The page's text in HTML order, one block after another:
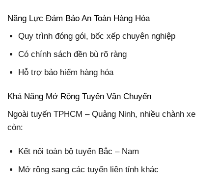
Năng Lực Đảm Bảo An Toàn Hàng Hóa
Quy trình đóng gói, bốc xếp chuyên nghiệp
Có chính sách đền bù rõ ràng
Hỗ trợ bảo hiểm hàng hóa
Khả Năng Mở Rộng Tuyến Vận Chuyển
Ngoài tuyến TPHCM – Quảng Ninh, nhiều chành xe
còn:
Kết nối toàn bộ tuyến Bắc – Nam
Mở rộng sang các tuyến liên tỉnh khác